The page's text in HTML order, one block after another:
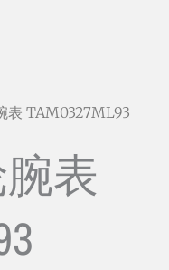
表 TAM0327ML93
表